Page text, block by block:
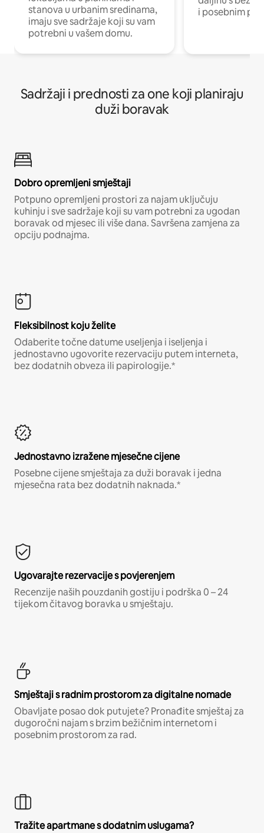
stanova u urbanim sredinama,
imaju sve sadržaje koji su vam
potrebni u vašem domu.
i posebnim
Sadržaji i prednosti za one koji planiraju
duži boravak
Dobro opremljeni smještaji
Potpuno opremljeni prostori za najam uključuju
kuhinju i sve sadržaje koji su vam potrebni za ugodan
boravak od mjesec ili više dana. Savršena zamjena za
opciju podnajma.
Fleksibilnost koju želite
Odaberite točne datume useljenja i iseljenja i
jednostavno ugovorite rezervaciju putem interneta,
bez dodatnih obveza ili papirologije.*
Jednostavno izražene mjesečne cijene
Posebne cijene smještaja za duži boravak i jedna
mjesečna rata bez dodatnih naknada.*
Ugovarajte rezervacije s povjerenjem
Recenzije naših pouzdanih gostiju i podrška 0 – 24
tijekom čitavog boravka u smještaju.
Smještaji s radnim prostorom za digitalne nomade
Obavljate posao dok putujete? Pronađite smještaj za
dugoročni najam s brzim bežičnim internetom i
posebnim prostorom za rad.
Tražite apartmane s dodatnim uslugama?